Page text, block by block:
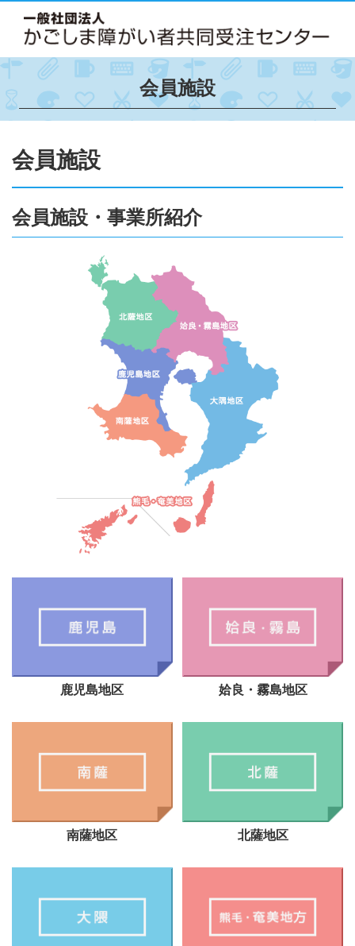
会員施設
会員施設
会員施設・事業所紹介
鹿児島地区 姶良・霧島地区
南薩地区 北薩地区